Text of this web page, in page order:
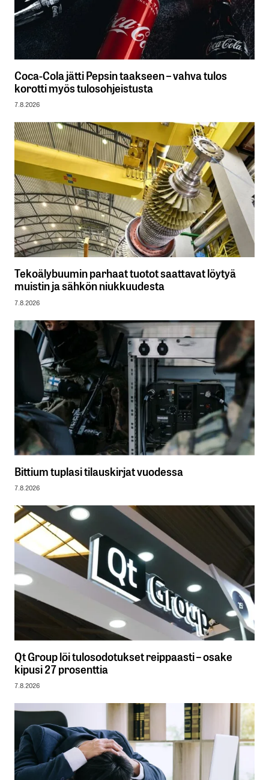
Coca-Cola jätti Pepsin taakseen – vahva tulos
korotti myös tulosohjeistusta
7.8.2026
Tekoälybuumin parhaat tuotot saattavat löytyä
muistin ja sähkön niukkuudesta
7.8.2026
Bittium tuplasi tilauskirjat vuodessa
7.8.2026
Qt Group löi tulosodotukset reippaasti – osake
kipusi 27 prosenttia
7.8.2026